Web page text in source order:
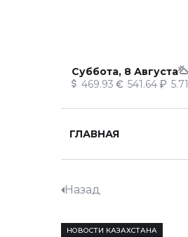
Суббота, 8 Августа
469.93 541.64 5.71
ГЛАВНАЯ
Назад
НОВОСТИ КАЗАХСТАНА